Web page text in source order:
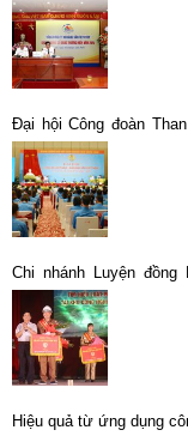
Đại hội Công đoàn
2023-2028 thành công tốt
Chi nhánh Luyện đồng
Phòng cháy, chữa cháy”
Hiệu quả từ ứng dụng